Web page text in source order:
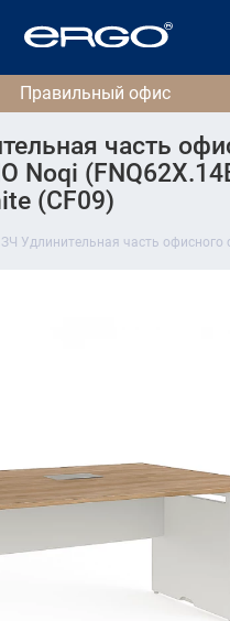
часть
Noqi
(CF09)
ЗЧ Удлинительная часть офисного